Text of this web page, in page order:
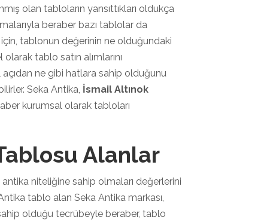
olan tabloların yansıttıkları oldukça
beraber bazı tablolar da
için, tablonun değerinin ne olduğundaki
tablo satın alımlarını
ne gibi hatlara sahip olduğunu
Seka Antika, İsmail Altınok
kurumsal olarak tabloları
Alanlar
niteliğine sahip olmaları değerlerini
tablo alan Seka Antika markası,
olduğu tecrübeyle beraber, tablo